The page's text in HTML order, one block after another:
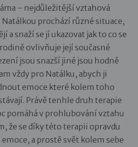
– nejdůležitější vztahová
Natálkou prochází různé situace,
a snaží se jí ukazovat jak to co se
ovlivňuje její současné
jsou snazší jiné jsou hodně
vždy pro Natálku, abych ji
emoce které kolem toho
Právě tenhle druh terapie
pomáhá v prohlubování vztahu
že se díky této terapii opravdu
a prostě svět kolem sebe